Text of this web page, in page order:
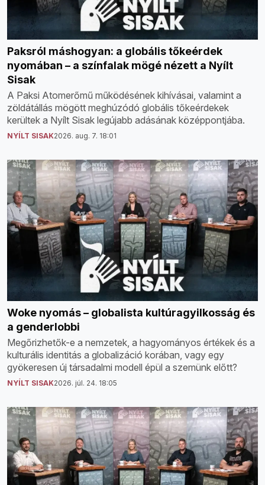
Paksról máshogyan: a globális tőkeérdek
nyomában – a színfalak mögé nézett a Nyílt
Sisak
A Paksi Atomerőmű működésének kihívásai, valamint a
zöldátállás mögött meghúzódó globális tőkeérdekek
kerültek a Nyílt Sisak legújabb adásának középpontjába.
NYÍLT SISAK2026. aug. 7. 18:01
Woke nyomás – globalista kultúragyilkosság és
a genderlobbi
Megőrizhetők-e a nemzetek, a hagyományos értékek és a
kulturális identitás a globalizáció korában, vagy egy
gyökeresen új társadalmi modell épül a szemünk előtt?
NYÍLT SISAK2026. júl. 24. 18:05